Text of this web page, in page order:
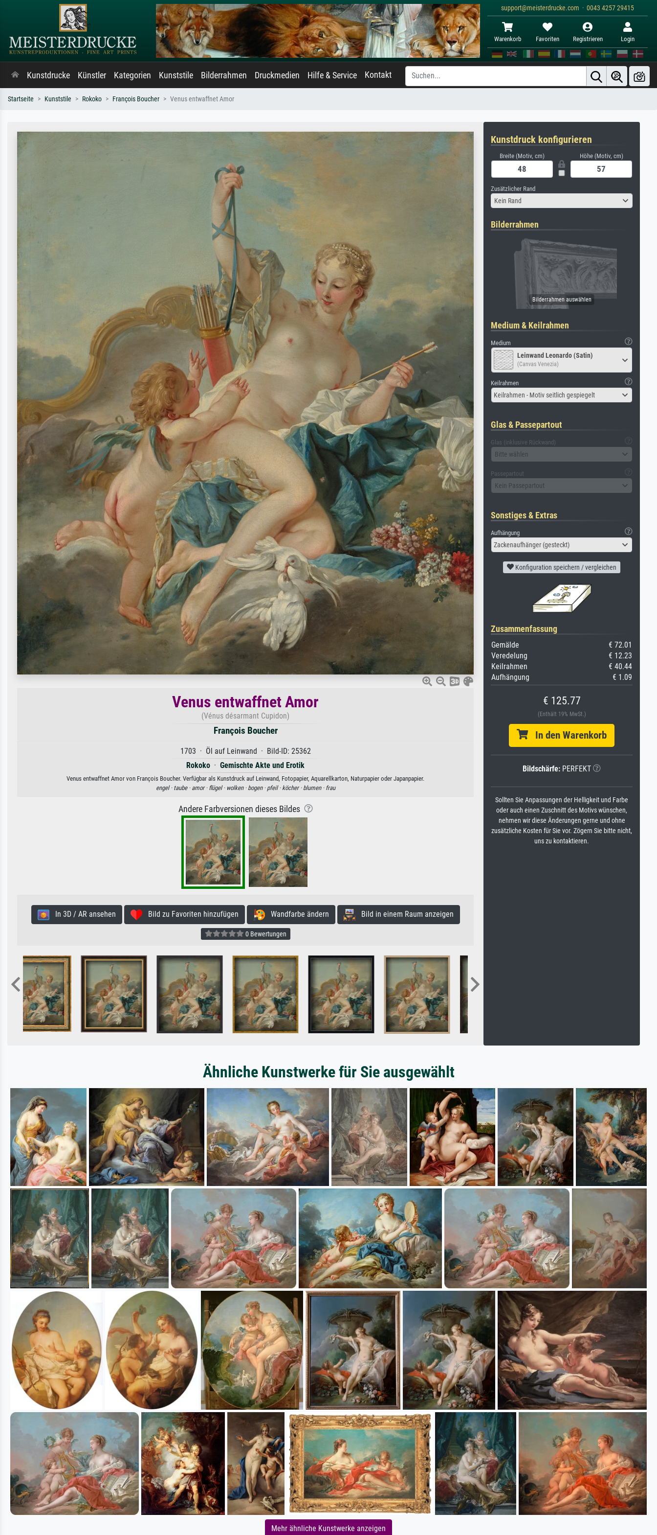
support@meisterdrucke.com · 0043 4257 29415
Warenkorb Favoriten Registrieren Login
Kunstdrucke Künstler Kategorien Kunststile Bilderrahmen Druckmedien Hilfe & Service Kontakt
Startseite Kunststile Rokoko François Boucher Venus entwaffnet Amor
Venus entwaffnet Amor
(Vénus désarmant Cupidon)
François Boucher
1703 · Öl auf Leinwand · Bild-ID: 25362
Rokoko · Gemischte Akte und Erotik
Venus entwaffnet Amor von François Boucher. Verfügbar als Kunstdruck auf Leinwand, Fotopapier, Aquarellkarton, Naturpapier oder Japanpapier.
engel · taube · amor · flügel · wolken · bogen · pfeil · köcher · blumen · frau
Andere Farbversionen dieses Bildes
In 3D / AR ansehen Bild zu Favoriten hinzufügen Wandfarbe ändern Bild in einem Raum anzeigen
0 Bewertungen
Kunstdruck konfigurieren
Breite (Motiv, cm) Höhe (Motiv, cm)
Zusätzlicher Rand
Kein Rand
Bilderrahmen
Medium & Keilrahmen
Medium
Leinwand Leonardo (Satin)
(Canvas Venezia)
Keilrahmen
Keilrahmen - Motiv seitlich gespiegelt
Glas & Passepartout
Glas (inklusive Rückwand)
Bitte wählen
Passepartout
Kein Passepartout
Sonstiges & Extras
Aufhängung
Zackenaufhänger (gesteckt)
Konfiguration speichern / vergleichen
Zusammenfassung
Gemälde
€ 72.01
Veredelung
€ 12.23
Keilrahmen
€ 40.44
Aufhängung
€ 1.09
€ 125.77
(Enthält 19% MwSt.)
In den Warenkorb
Bildschärfe: PERFEKT
Sollten Sie Anpassungen der Helligkeit und Farbe
oder auch einen Zuschnitt des Motivs wünschen,
nehmen wir diese Änderungen gerne und ohne
zusätzliche Kosten für Sie vor. Zögern Sie bitte nicht,
uns zu kontaktieren.
Ähnliche Kunstwerke für Sie ausgewählt
Mehr ähnliche Kunstwerke anzeigen